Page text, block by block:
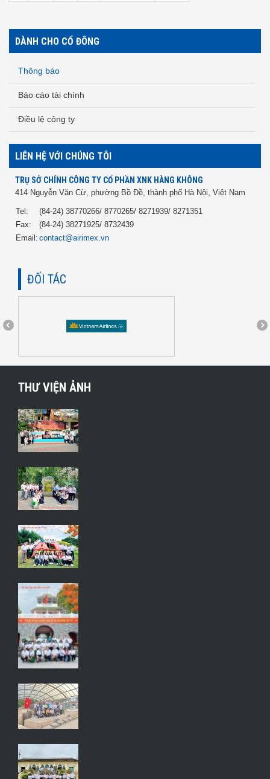
DÀNH CHO CỔ ĐÔNG
Thông báo
Báo cáo tài chính
Điều lệ công ty
LIÊN HỆ VỚI CHÚNG TÔI
TRỤ SỞ CHÍNH CÔNG TY CỔ PHẦN XNK HÀNG KHÔNG
414 Nguyễn Văn Cừ, phường Bồ Đề, thành phố Hà Nội, Việt Nam
Tel:
(84-24) 38770266/ 8770265/ 8271939/ 8271351
Fax:
(84-24) 38271925/ 8732439
Email: contact@airimex.vn
ĐỐI TÁC
THƯ VIỆN ẢNH